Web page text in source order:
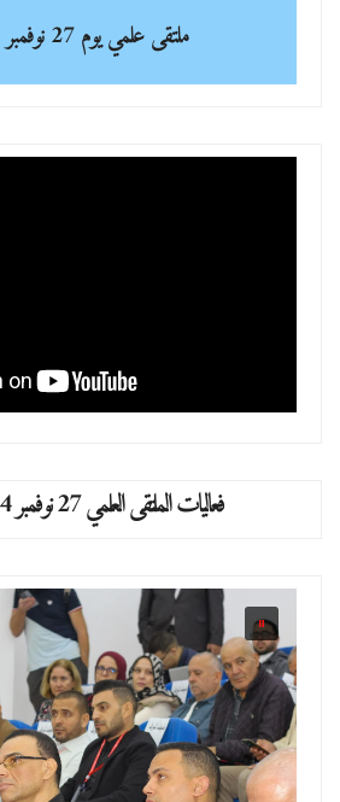
ملتقى علمييوم 27 نوفمبر 2024
فعاليات الملتقى العلمي 27 نوفمبر 2024 بالصور